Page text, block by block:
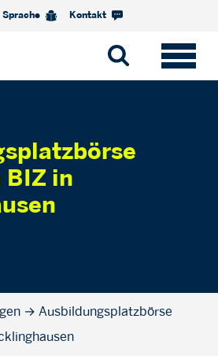
Sprache Kontakt
BIZ in
→ Ausbildungsplatzbörse